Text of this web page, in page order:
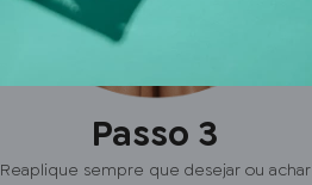
Passo 3
Reaplique sempre que desejar ou achar